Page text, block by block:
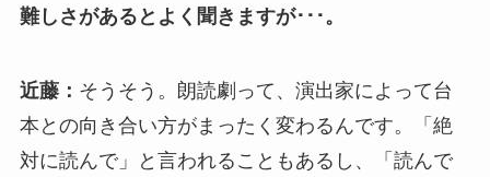
難しさがあるとよく聞きますが･･･。
近藤： そうそう。朗読劇って、演出家によって台
本との向き合い方がまったく変わるんです。「絶
対に読んで」と言われることもあるし、「読んで